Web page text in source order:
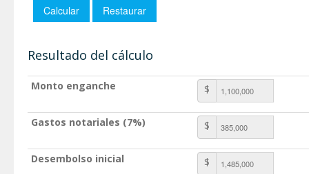
Resultado del cálculo
Monto enganche $
Gastos notariales (7%) $
Desembolso inicial $